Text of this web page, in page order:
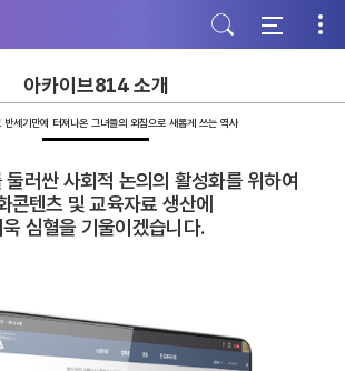
아카이브814 소개
반세기만에 터져나온 그녀들의 외침으로 새롭게 쓰는 역사
둘러싼 사회적 논의의 활성화를 위하여
콘텐츠 및 교육자료 생산에
욱 심혈을 기울이겠습니다.